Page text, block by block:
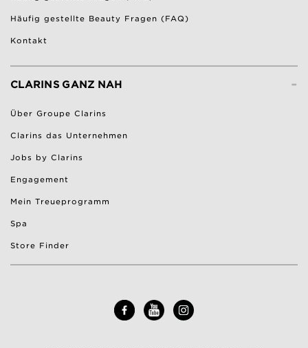
Häufig gestellte Beauty Fragen (FAQ)
Kontakt
-
CLARINS GANZ NAH
Über Groupe Clarins
Clarins das Unternehmen
Jobs by Clarins
Engagement
Mein Treueprogramm
Spa
Store Finder